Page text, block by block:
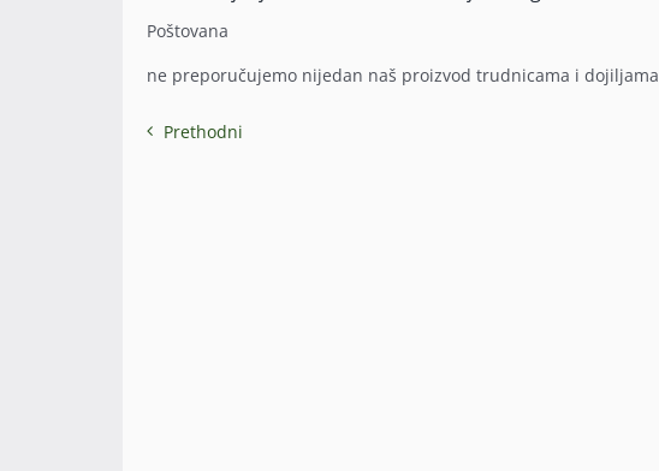
Poštovana
ne preporučujemo nijedan naš proizvod trudnicama i dojiljama
Prethodni